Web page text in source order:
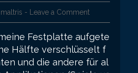
maltris - Leave a Comment
Festplatte aufgete
Hälfte verschlüsselt f
und die andere für al